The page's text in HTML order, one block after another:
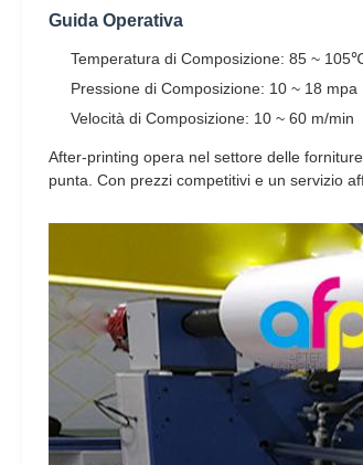
Guida Operativa
Temperatura di Composizione: 85 ~
Pressione di Composizione: 10 ~ 18 mpa
Velocità di Composizione: 10 ~ 60 m/min
After-printing opera nel settore delle
punta. Con prezzi competitivi e un servizio